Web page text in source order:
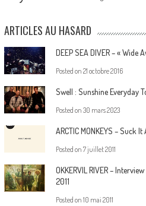
ARTICLES AU HASARD
DEEP SEA DIVER – « Wide
Posted on 21 octobre 2016
Swell : Sunshine Everyday
Posted on 30 mars 2023
ARCTIC MONKEYS – Suck It
Posted on 7 juillet 2011
OKKERVIL RIVER –
2011
Posted on 10 mai 2011